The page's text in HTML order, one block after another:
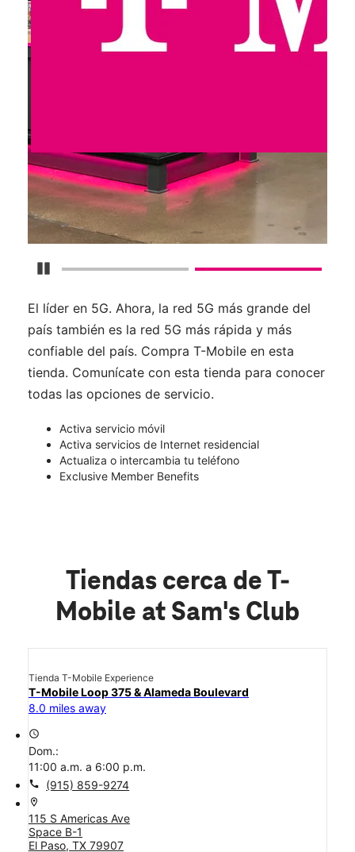
Detener carrusel
El líder en 5G. Ahora, la red 5G más grande del
país también es la red 5G más rápida y más
confiable del país. Compra T-Mobile en esta
tienda. Comunícate con esta tienda para conocer
todas las opciones de servicio.
Activa servicio móvil
Activa servicios de Internet residencial
Actualiza o intercambia tu teléfono
Exclusive Member Benefits
Tiendas cerca de T-
Mobile at Sam's Club
Tienda T-Mobile Experience
T-Mobile Loop 375 & Alameda Boulevard
8.0 miles away
access_time
Dom.:
11:00 a.m. a 6:00 p.m.
call (915) 859-9274
location_on
115 S Americas Ave
Space B-1
El Paso, TX 79907